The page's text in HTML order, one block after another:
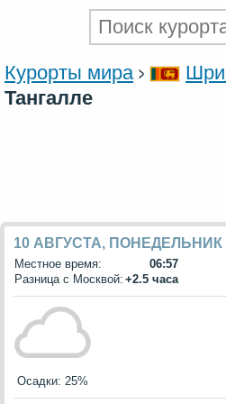
Курорты мира
Тангалле
10 АВГУСТА, ПОНЕДЕЛЬНИК
Местное время:
06:57
Разница с Москвой: +2.5 часа
Осадки: 25%